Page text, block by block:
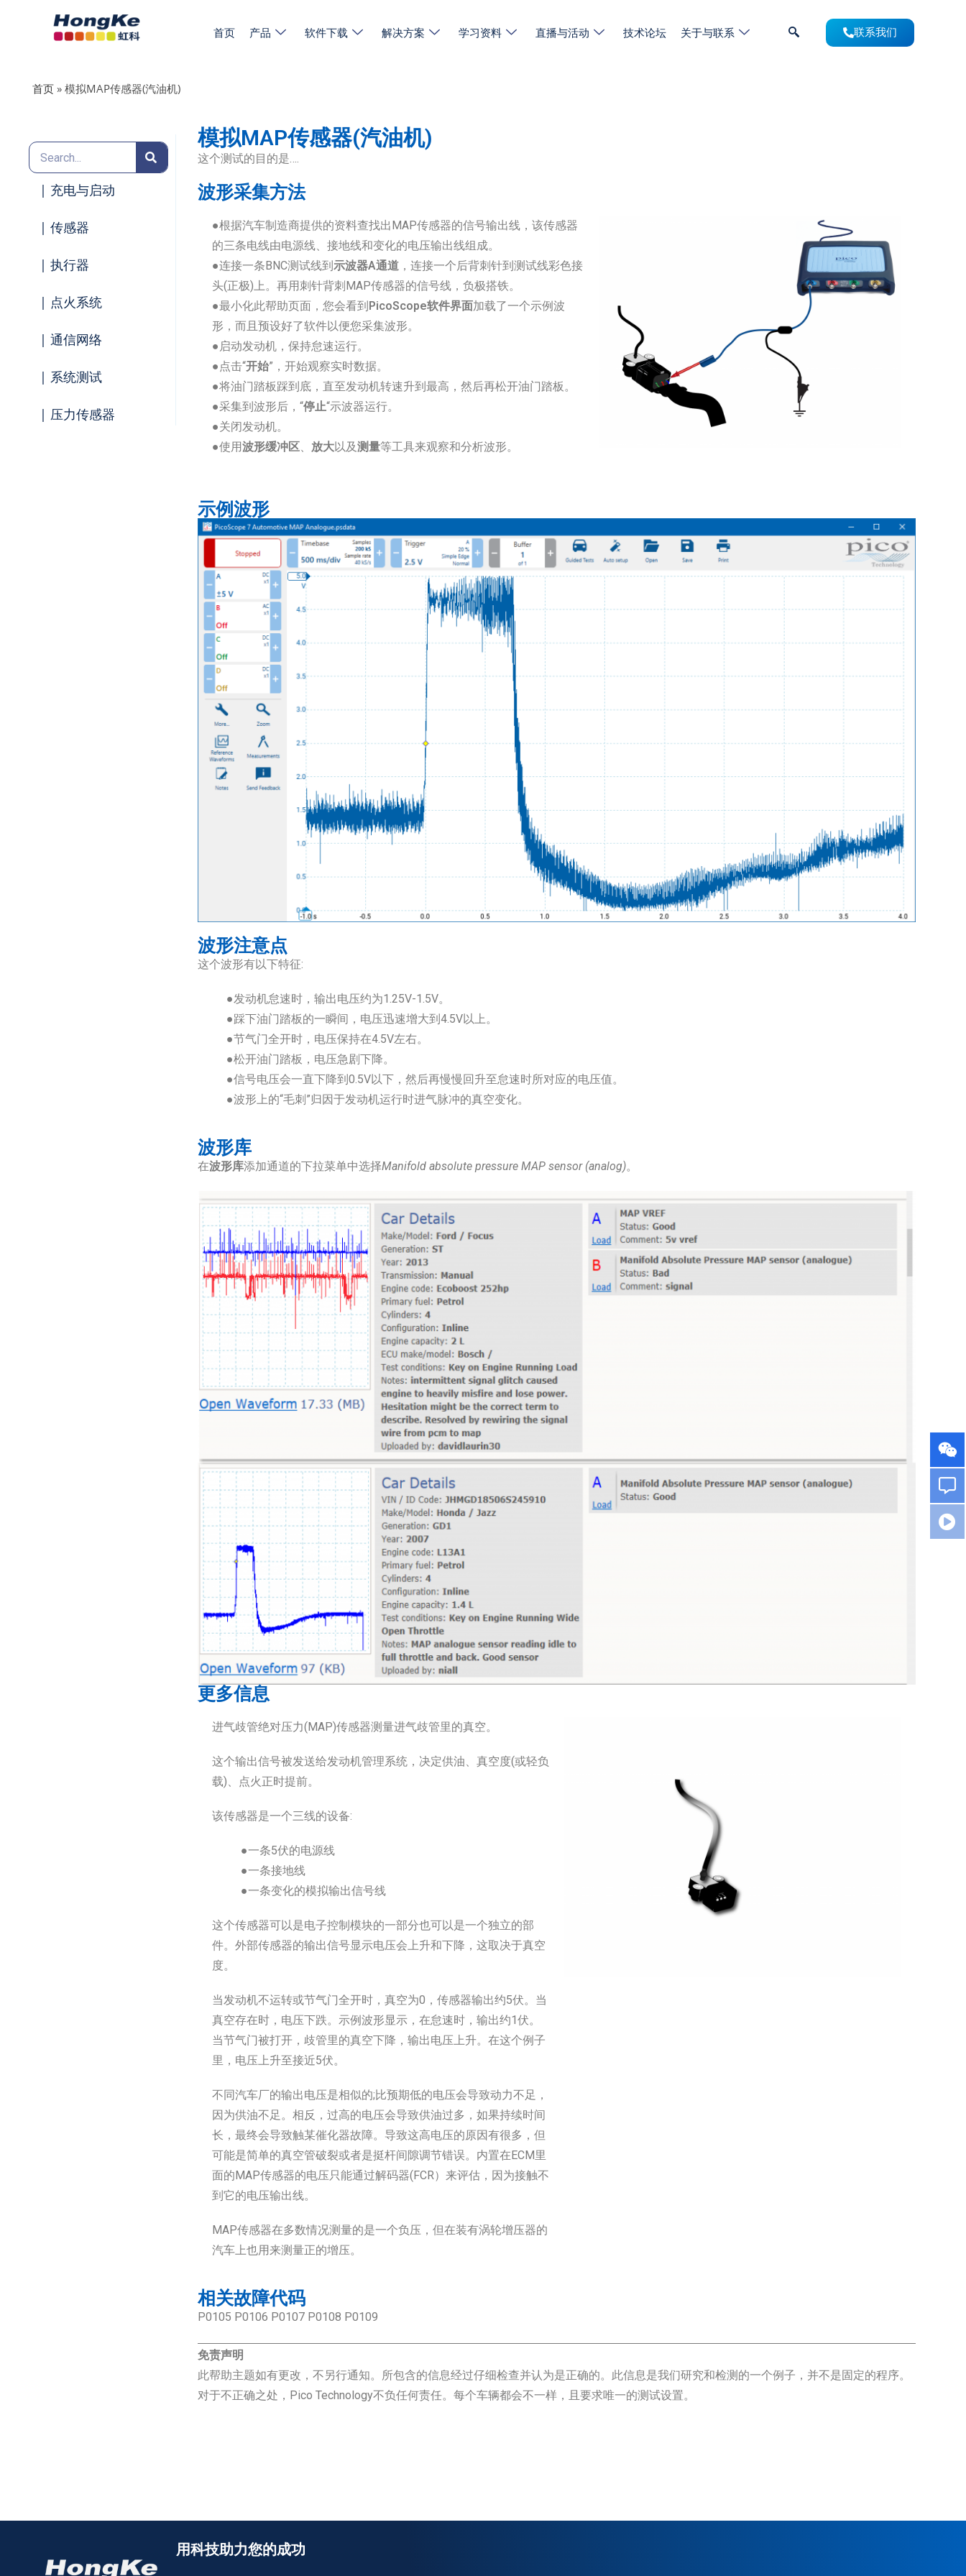
首页 产品 软件下载 解决方案 学习资料 直播与活动 技术论坛 关于与联系 联系我们
首页 » 模拟MAP传感器(汽油机)
| 充电与启动
| 传感器
| 执行器
| 点火系统
| 通信网络
| 系统测试
| 压力传感器
模拟MAP传感器(汽油机)
这个测试的目的是….
波形采集方法
●根据汽车制造商提供的资料查找出MAP传感器的信号输出线，该传感器
的三条电线由电源线、接地线和变化的电压输出线组成。
●连接一条BNC测试线到示波器A通道 ，连接一个后背刺针到测试线彩色接
头(正极)上。再用刺针背刺MAP传感器的信号线，负极搭铁。
●最小化此帮助页面，您会看到PicoScope软件界面加载了一个示例波
形，而且预设好了软件以便您采集波形。
●启动发动机，保持怠速运行。
●点击“开始”，开始观察实时数据。
●将油门踏板踩到底，直至发动机转速升到最高，然后再松开油门踏板。
●采集到波形后，“停止“示波器运行。
●关闭发动机。
●使用波形缓冲区、 放大以及测量等工具来观察和分析波形。
示例波形
波形注意点
这个波形有以下特征:
●发动机怠速时，输出电压约为1.25V-1.5V。
●踩下油门踏板的一瞬间，电压迅速增大到4.5V以上。
●节气门全开时，电压保持在4.5V左右。
●松开油门踏板，电压急剧下降。
●信号电压会一直下降到0.5V以下，然后再慢慢回升至怠速时所对应的电压值。
●波形上的“毛刺”归因于发动机运行时进气脉冲的真空变化。
波形库
在波形库添加通道的下拉菜单中选择Manifold absolute pressure MAP sensor (analog)。
更多信息
进气歧管绝对压力(MAP)传感器测量进气歧管里的真空。
这个输出信号被发送给发动机管理系统，决定供油、真空度(或轻负
载)、点火正时提前。
该传感器是一个三线的设备:
●一条5伏的电源线
●一条接地线
●一条变化的模拟输出信号线
这个传感器可以是电子控制模块的一部分也可以是一个独立的部
件。外部传感器的输出信号显示电压会上升和下降，这取决于真空
度。
当发动机不运转或节气门全开时，真空为0，传感器输出约5伏。当
真空存在时，电压下跌。示例波形显示，在怠速时，输出约1伏。
当节气门被打开，歧管里的真空下降，输出电压上升。在这个例子
里，电压上升至接近5伏。
不同汽车厂的输出电压是相似的;比预期低的电压会导致动力不足，
因为供油不足。相反，过高的电压会导致供油过多，如果持续时间
长，最终会导致触某催化器故障。导致这高电压的原因有很多，但
可能是简单的真空管破裂或者是挺杆间隙调节错误。内置在ECM里
面的MAP传感器的电压只能通过解码器(FCR）来评估，因为接触不
到它的电压输出线。
MAP传感器在多数情况测量的是一个负压，但在装有涡轮增压器的
汽车上也用来测量正的增压。
相关故障代码
P0105 P0106 P0107 P0108 P0109
免责声明
此帮助主题如有更改，不另行通知。所包含的信息经过仔细检查并认为是正确的。此信息是我们研究和检测的一个例子，并不是固定的程序。
对于不正确之处，Pico Technology不负任何责任。每个车辆都会不一样，且要求唯一的测试设置。
用科技助力您的成功